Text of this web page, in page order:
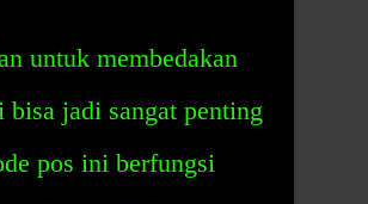
untuk membedakan
jadi sangat penting
pos ini berfungsi